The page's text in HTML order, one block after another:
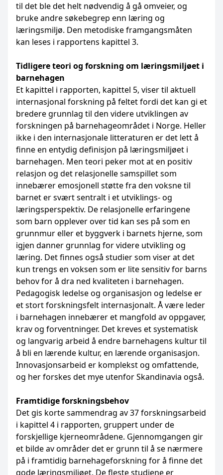
til det ble det helt nødvendig å gå omveier, og
bruke andre søkebegrep enn læring og
læringsmiljø. Den metodiske framgangsmåten
kan leses i rapportens kapittel 3.
Tidligere teori og forskning om læringsmiljøet i
barnehagen
Et kapittel i rapporten, kapittel 5, viser til aktuell
internasjonal forskning på feltet fordi det kan gi et
bredere grunnlag til den videre utviklingen av
forskningen på barnehageområdet i Norge. Heller
ikke i den internasjonale litteraturen er det lett å
finne en entydig definisjon på læringsmiljøet i
barnehagen. Men teori peker mot at en positiv
relasjon og det relasjonelle samspillet som
innebærer emosjonell støtte fra den voksne til
barnet er svært sentralt i et utviklings- og
læringsperspektiv. De relasjonelle erfaringene
som barn opplever over tid kan ses på som en
grunnmur eller et byggverk i barnets hjerne, som
igjen danner grunnlag for videre utvikling og
læring. Det finnes også studier som viser at det
kun trengs en voksen som er lite sensitiv for barns
behov for å dra ned kvaliteten i barnehagen.
Pedagogisk ledelse og organisasjon og ledelse er
et stort forskningsfelt internasjonalt. Å være leder
i barnehagen innebærer et mangfold av oppgaver,
krav og forventninger. Det kreves et systematisk
og langvarig arbeid å endre barnehagens kultur til
å bli en lærende kultur, en lærende organisasjon.
Innovasjonsarbeid er komplekst og omfattende,
og her forskes det mye utenfor Skandinavia også.
Framtidige forskningsbehov
Det gis korte sammendrag av 37 forskningsarbeid
i kapittel 4 i rapporten, gruppert under de
forskjellige kjerneområdene. Gjennomgangen gir
et bilde av områder det er grunn til å se nærmere
på i framtidig barnehageforskning for å finne det
gode læringsmiljøet. De fleste studiene er